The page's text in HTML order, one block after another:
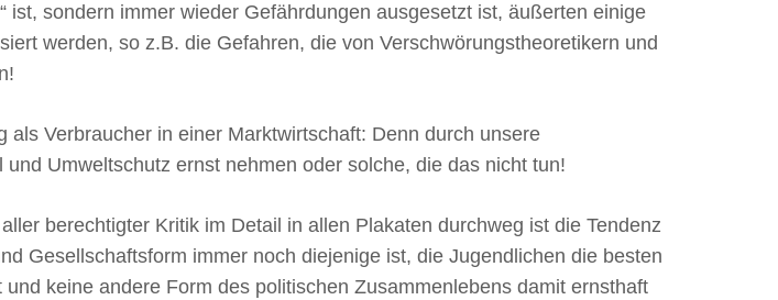
sondern immer wieder Gefährdungen ausgesetzt ist, äußerten einige
werden, so z.B. die Gefahren, die von Verschwörungstheoretikern und
Verbraucher in einer Marktwirtschaft: Denn durch unsere
Umweltschutz ernst nehmen oder solche, die das nicht tun!
berechtigter Kritik im Detail in allen Plakaten durchweg ist die Tendenz
Gesellschaftsform immer noch diejenige ist, die Jugendlichen die besten
keine andere Form des politischen Zusammenlebens damit ernsthaft